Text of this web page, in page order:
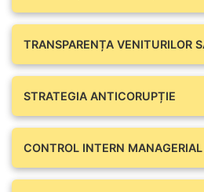
TRANSPARENȚA VENITURILOR
STRATEGIA ANTICORUPȚIE
CONTROL INTERN MANAGERIAL